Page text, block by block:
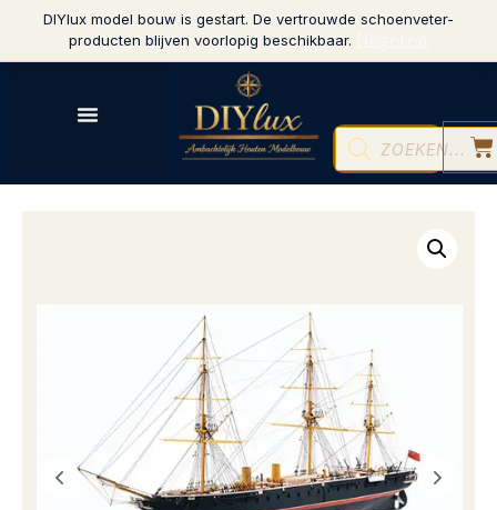
DIYlux model bouw is gestart. De vertrouwde schoenveter-
producten blijven voorlopig beschikbaar.